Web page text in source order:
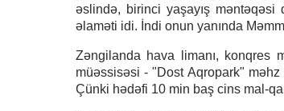
əslində, birinci yaşayış
əlaməti idi. İndi onun yanında
Zəngilanda hava limanı, konqres
müəssisəsi - "Dost Aqropark" məhz
Çünki hədəfi 10 min baş cins mal-